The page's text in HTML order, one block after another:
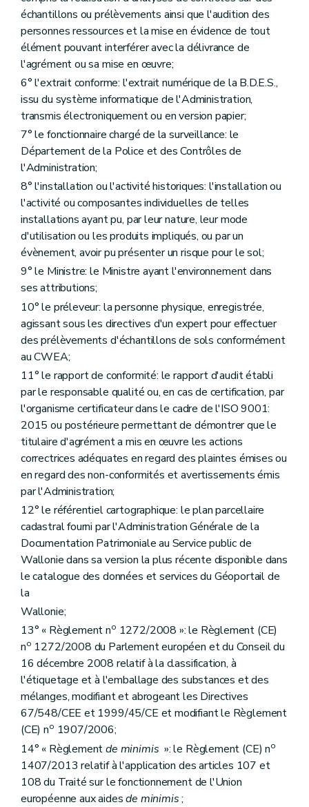
Section 1re
Des droits de dossier
Art. 110
Section 2 Des sûretés financières
Art. 111
Art. 112
Art. 113
Art. 114
Art. 115
Art. 116
Art. 117
Section 3 Du rapport annuel
Art. 118
Section 4
Art. 119
Art. 120
Art. 121
Art. 122
Art. 123
Art. 124
Art. 125
Art. 126
Art. 127
Section 5 Des dispositions modificatives et abrogatoires
Art. 128
Art. 129
Art. 130
Art. 131
Art. 132
Art. 133
Art. 134
Art. 135
Art. 136
Art. 137
Art. 138
Art. 139
Art. 140
Art. 141
Art. 143
Art. 144
Art. 145
Art. 146
Art. 147
Art. 148
Section 6
Art. 151
Art. 152
Annexe
Annexe 1
Annexe 2
Annexe 3
Annexe 4
Annexe 5
Annexe 6
Annexe 7
Annexe 8
Annexe
Annexe 10
échantillons ou prélèvements ainsi que l'audition des
personnes ressources et la mise en évidence de tout
élément pouvant interférer avec la délivrance de
l'agrément ou sa mise en œuvre;
6° l'extrait conforme: l'extrait numérique de la B.D.E.S.,
issu du système informatique de l'Administration,
transmis électroniquement ou en version papier;
7° le fonctionnaire chargé de la surveillance: le
Département de la Police et des Contrôles de
l'Administration;
8° l'installation ou l'activité historiques: l'installation ou
l'activité ou composantes individuelles de telles
installations ayant pu, par leur nature, leur mode
d'utilisation ou les produits impliqués, ou par un
évènement, avoir pu présenter un risque pour le sol;
9° le Ministre: le Ministre ayant l'environnement dans
ses attributions;
10° le préleveur: la personne physique, enregistrée,
agissant sous les directives d'un expert pour effectuer
des prélèvements d'échantillons de sols conformément
au CWEA;
11° le rapport de conformité: le rapport d'audit établi
par le responsable qualité ou, en cas de certification, par
l'organisme certificateur dans le cadre de l'ISO 9001:
2015 ou postérieure permettant de démontrer que le
titulaire d'agrément a mis en œuvre les actions
correctrices adéquates en regard des plaintes émises ou
en regard des non-conformités et avertissements émis
par l'Administration;
12° le référentiel cartographique: le plan parcellaire
cadastral fourni par l'Administration Générale de la
Documentation Patrimoniale au Service public de
Wallonie dans sa version la plus récente disponible dans
le catalogue des données et services du Géoportail de
la
Wallonie;
13° « Règlement no 1272/2008 »: le Règlement (CE)
no 1272/2008 du Parlement européen et du Conseil du
16 décembre 2008 relatif à la classification, à
l'étiquetage et à l'emballage des substances et des
mélanges, modifiant et abrogeant les Directives
67/548/CEE et 1999/45/CE et modifiant le Règlement
(CE) no 1907/2006;
14° « Règlementde minimis »: le Règlement (CE) no
1407/2013 relatif à l'application des articles 107 et
108 du Traité sur le fonctionnement de l'Union
européenne aux aidesde minimis;